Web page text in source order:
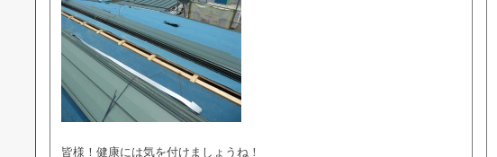
皆様！健康には気を付けましょうね！